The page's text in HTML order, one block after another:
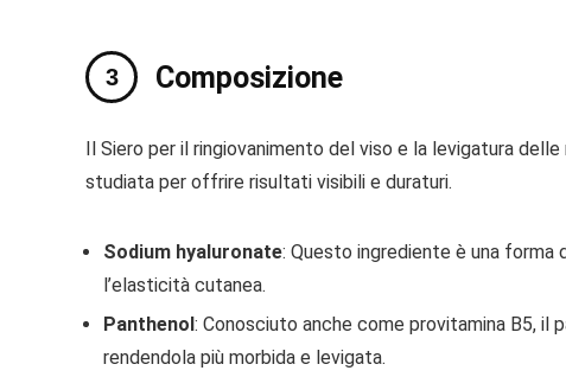
Composizione
Il Siero per il ringiovanimento del viso e la levigatura
studiata per offrire risultati visibili e duraturi.
Sodium hyaluronate: Questo ingrediente è una forma
l’elasticità cutanea.
Panthenol: Conosciuto anche come provitamina B5, il
rendendola più morbida e levigata.